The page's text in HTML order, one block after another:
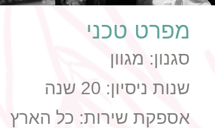
מפרט טכני
סגנון: מגוון
שנות ניסיון: 20 שנה
אספקת שירות: כל הארץ